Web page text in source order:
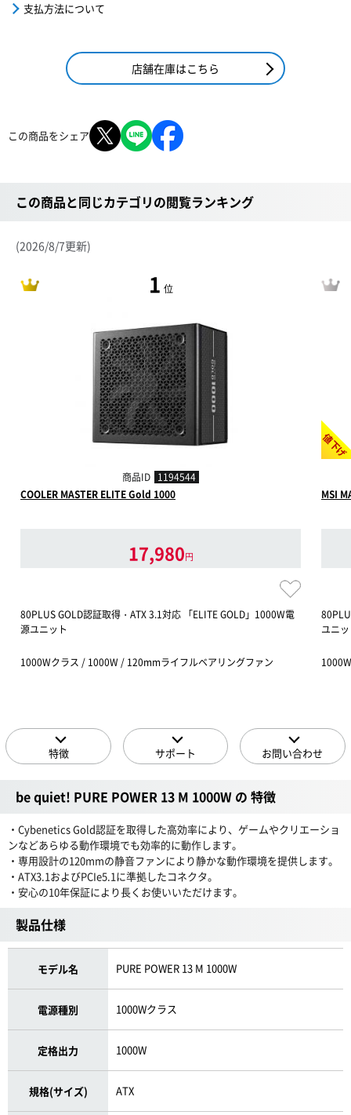
支払方法について
店舗在庫はこちら
この商品をシェア
この商品と同じカテゴリの閲覧ランキング
(2026/8/7更新)
1 位
商品ID 1194544
COOLER MASTER ELITE Gold 1000
17,980円
80PLUS GOLD認証取得・ATX 3.1対応 「ELITE GOLD」1000W電
源ユニット
1000Wクラス / 1000W / 120mmライフルベアリングファン
値下げ
MSI
ユニ
特徴 サポート お問い合わせ
be quiet! PURE POWER 13 M 1000W の 特徴
・Cybenetics Gold認証を取得した高効率により、ゲームやクリエーショ
ンなどあらゆる動作環境でも効率的に動作します。
・専用設計の120mmの静音ファンにより静かな動作環境を提供します。
・ATX3.1およびPCIe5.1に準拠したコネクタ。
・安心の10年保証により長くお使いいただけます。
製品仕様
モデル名 PURE POWER 13 M 1000W
電源種別 1000Wクラス
定格出力 1000W
規格(サイズ) ATX